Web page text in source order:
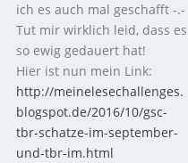
ich es auch mal geschafft -.-
Tut mir wirklich leid, dass es
so ewig gedauert hat!
Hier ist nun mein Link:
http://meinelesechallenges.
blogspot.de/2016/10/gsc-
tbr-schatze-im-september-
und-tbr-im.html